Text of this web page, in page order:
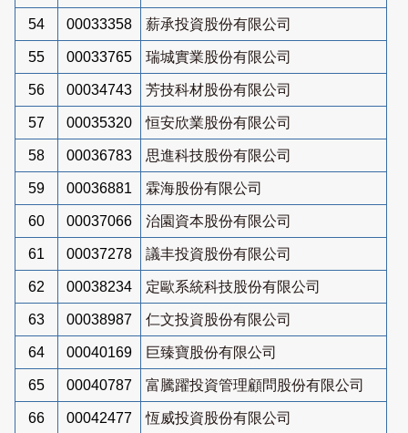
54 00033358 薪承投資股份有限公司
55 00033765 瑞城實業股份有限公司
56 00034743 芳技科材股份有限公司
57 00035320 恒安欣業股份有限公司
58 00036783 思進科技股份有限公司
59 00036881 霖海股份有限公司
60 00037066 治園資本股份有限公司
61 00037278 議丰投資股份有限公司
62 00038234 定歐系統科技股份有限公司
63 00038987 仁文投資股份有限公司
64 00040169 巨臻寶股份有限公司
65 00040787 富騰躍投資管理顧問股份有限公司
66 00042477 恆威投資股份有限公司